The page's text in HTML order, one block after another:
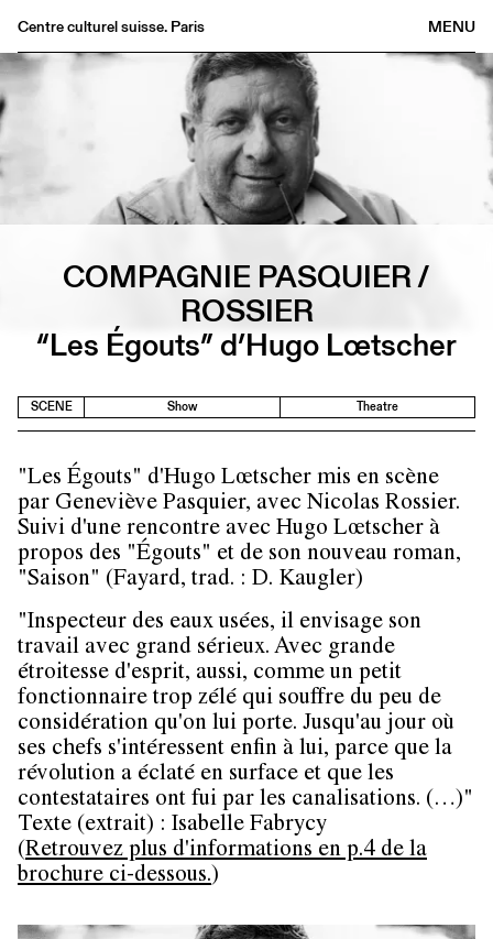
MENU
Centre culturel suisse. Paris
Agenda
COMPAGNIE PASQUIER /
ROSSIER
“Les Égouts” d’Hugo Lœtscher
SCENE Show Theatre
"Les Égouts" d'Hugo Lœtscher mis en scène
par Geneviève Pasquier, avec Nicolas Rossier.
Suivi d'une rencontre avec Hugo Lœtscher à
propos des "Égouts" et de son nouveau roman,
"Saison" (Fayard, trad. : D. Kaugler)
"Inspecteur des eaux usées, il envisage son
travail avec grand sérieux. Avec grande
étroitesse d'esprit, aussi, comme un petit
fonctionnaire trop zélé qui souffre du peu de
considération qu'on lui porte. Jusqu'au jour où
ses chefs s'intéressent enfin à lui, parce que la
révolution a éclaté en surface et que les
contestataires ont fui par les canalisations. (…)"
Texte (extrait) : Isabelle Fabrycy
(Retrouvez plus d'informations en p.4 de la
brochure ci-dessous.)